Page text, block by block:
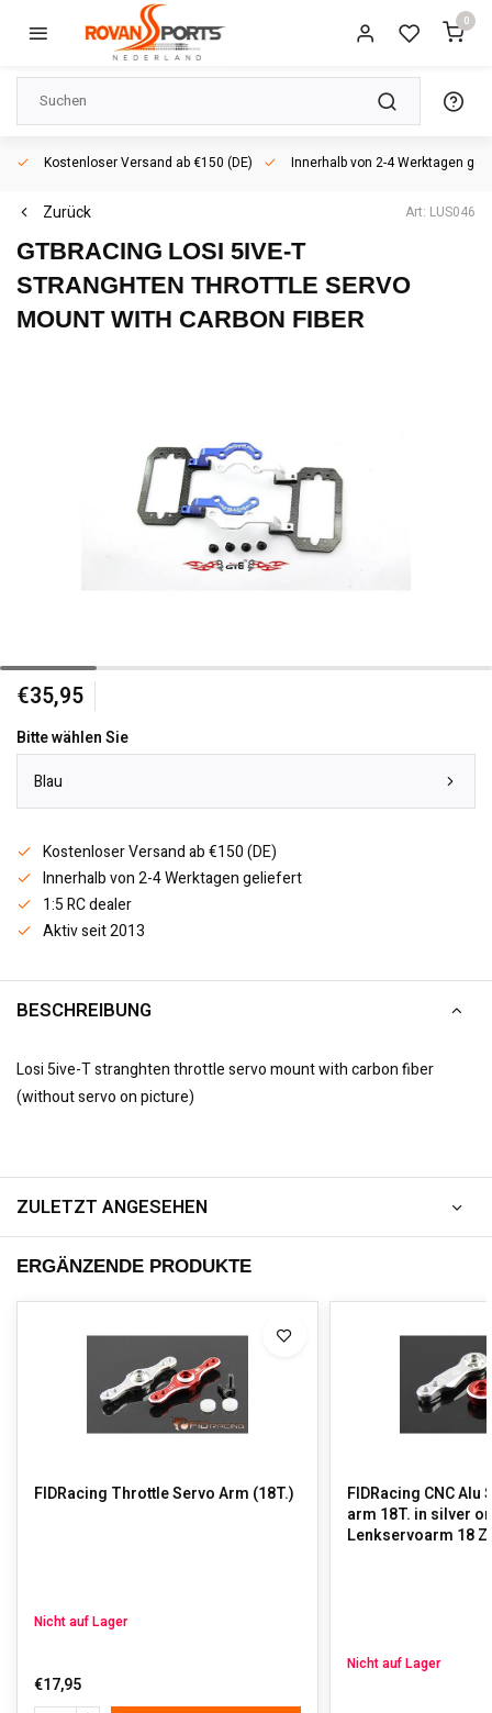
0
Kostenloser Versand ab €150 (DE) Innerhalb von 2-4 Werktagen
Zurück Art: LUS046
GTBRACING LOSI 5IVE-T
STRANGHTEN THROTTLE SERVO
MOUNT WITH CARBON FIBER
€35,95
Bitte wählen Sie
Blau
Kostenloser Versand ab €150 (DE)
Innerhalb von 2-4 Werktagen geliefert
1:5 RC dealer
Aktiv seit 2013
BESCHREIBUNG
Losi 5ive-T stranghten throttle servo mount with carbon fiber
(without servo on picture)
ZULETZT ANGESEHEN
ERGÄNZENDE PRODUKTE
FIDRacing Throttle Servo Arm (18T.)
Nicht auf Lager
€17,95
FIDRacing CNC
arm 18T. in silver or red /
Lenkservoarm 18
Nicht auf Lager